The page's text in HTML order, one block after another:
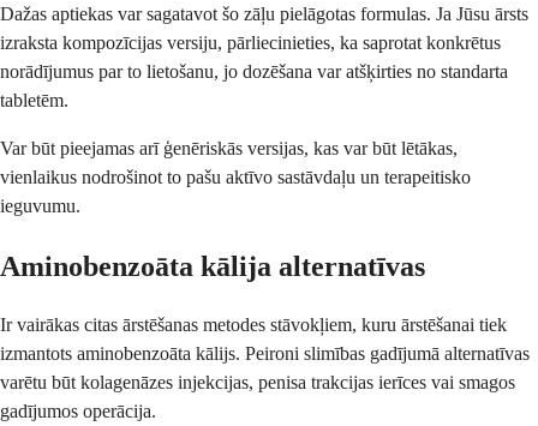
Dažas aptiekas var sagatavot šo zāļu pielāgotas formulas. Ja Jūsu ārsts
izraksta kompozīcijas versiju, pārliecinieties, ka saprotat konkrētus
norādījumus par to lietošanu, jo dozēšana var atšķirties no standarta
tabletēm.
Var būt pieejamas arī ģenēriskās versijas, kas var būt lētākas,
vienlaikus nodrošinot to pašu aktīvo sastāvdaļu un terapeitisko
ieguvumu.
Aminobenzoāta kālija alternatīvas
Ir vairākas citas ārstēšanas metodes stāvokļiem, kuru ārstēšanai tiek
izmantots aminobenzoāta kālijs. Peironi slimības gadījumā alternatīvas
varētu būt kolagenāzes injekcijas, penisa trakcijas ierīces vai smagos
gadījumos operācija.